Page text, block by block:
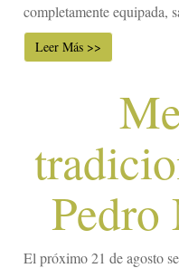
completamente equipada,
Leer Más >>
Pedro
El próximo 21 de agosto